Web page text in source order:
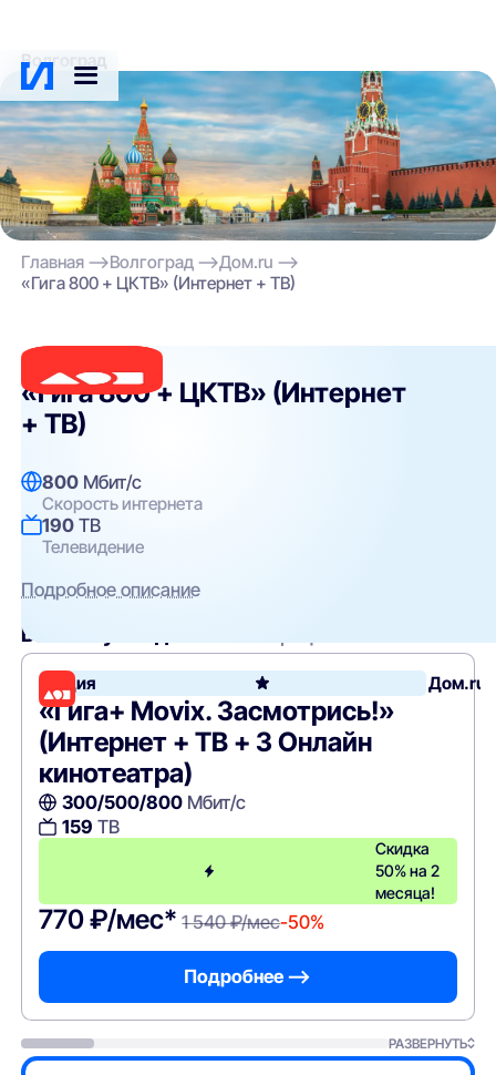
Волгоград
Главная Волгоград
Дом.ru
«Гига 800 + ЦКТВ» (Интернет + ТВ)
Дом.ru
«Гига 800 + ЦКТВ» (Интернет
+ ТВ)
800 Мбит/с
Скорость интернета
190 ТВ
Телевидение
Подробное описание
Вам могут подойти
Акция Дом.ru
«Гига+ Movix. Засмотрись!»
(Интернет + ТВ + 3 Онлайн
кинотеатра)
300/500/800Мбит/с
159 ТВ
Скидка
50% на 2
месяца!
770 ₽/мес* 1 540 ₽/мес-50%
Подробнее —>
РАЗВЕРНУТЬ